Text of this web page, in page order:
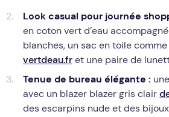
Look casual pour journée
en coton vert d’eau
blanches, un sac en toile
vertdeau.fret une paire de
Tenue de bureau élégante :
avec un blazer blazer gris clair
des escarpins nude et des